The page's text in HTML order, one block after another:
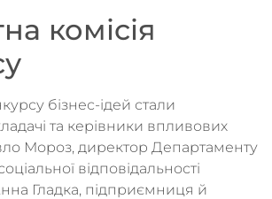
комісія
бізнес-ідей стали
та керівники впливових
Мороз, директор Департаменту
відповідальності
Гладка, підприємниця й